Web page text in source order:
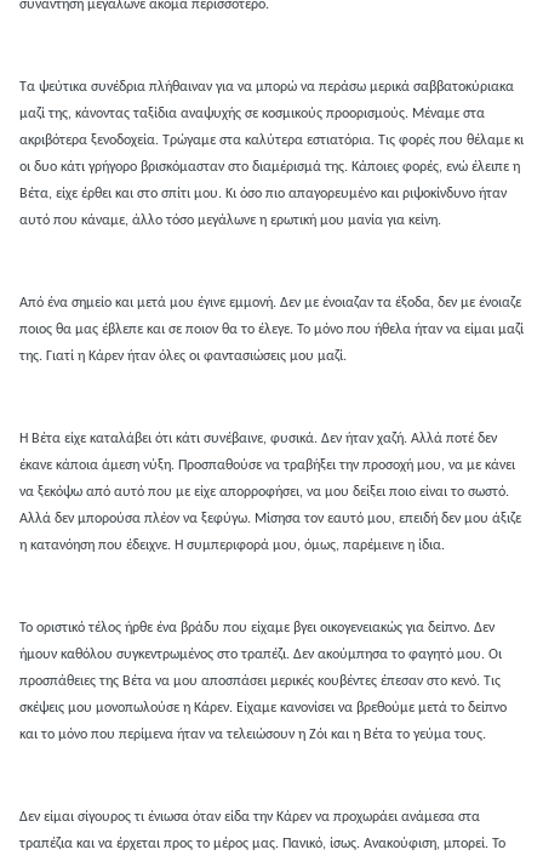
συνάντηση μεγάλωνε ακόμα περισσότερο.
Τα ψεύτικα συνέδρια πλήθαιναν για να μπορώ να περάσω μερικά σαββατοκύριακα
μαζί της, κάνοντας ταξίδια αναψυχής σε κοσμικούς προορισμούς. Μέναμε στα
ακριβότερα ξενοδοχεία. Τρώγαμε στα καλύτερα εστιατόρια. Τις φορές που θέλαμε κι
οι δυο κάτι γρήγορο βρισκόμασταν στο διαμέρισμά της. Κάποιες φορές, ενώ έλειπε η
Βέτα, είχε έρθει και στο σπίτι μου. Κι όσο πιο απαγορευμένο και ριψοκίνδυνο ήταν
αυτό που κάναμε, άλλο τόσο μεγάλωνε η ερωτική μου μανία για κείνη.
Από ένα σημείο και μετά μου έγινε εμμονή. Δεν με ένοιαζαν τα έξοδα, δεν με ένοιαζε
ποιος θα μας έβλεπε και σε ποιον θα το έλεγε. Το μόνο που ήθελα ήταν να είμαι μαζί
της. Γιατί η Κάρεν ήταν όλες οι φαντασιώσεις μου μαζί.
Η Βέτα είχε καταλάβει ότι κάτι συνέβαινε, φυσικά. Δεν ήταν χαζή. Αλλά ποτέ δεν
έκανε κάποια άμεση νύξη. Προσπαθούσε να τραβήξει την προσοχή μου, να με κάνει
να ξεκόψω από αυτό που με είχε απορροφήσει, να μου δείξει ποιο είναι το σωστό.
Αλλά δεν μπορούσα πλέον να ξεφύγω. Μίσησα τον εαυτό μου, επειδή δεν μου άξιζε
η κατανόηση που έδειχνε. Η συμπεριφορά μου, όμως, παρέμεινε η ίδια.
Το οριστικό τέλος ήρθε ένα βράδυ που είχαμε βγει οικογενειακώς για δείπνο. Δεν
ήμουν καθόλου συγκεντρωμένος στο τραπέζι. Δεν ακούμπησα το φαγητό μου. Οι
προσπάθειες της Βέτα να μου αποσπάσει μερικές κουβέντες έπεσαν στο κενό. Τις
σκέψεις μου μονοπωλούσε η Κάρεν. Είχαμε κανονίσει να βρεθούμε μετά το δείπνο
και το μόνο που περίμενα ήταν να τελειώσουν η Ζόι και η Βέτα το γεύμα τους.
Δεν είμαι σίγουρος τι ένιωσα όταν είδα την Κάρεν να προχωράει ανάμεσα στα
τραπέζια και να έρχεται προς το μέρος μας. Πανικό, ίσως. Ανακούφιση, μπορεί. Το